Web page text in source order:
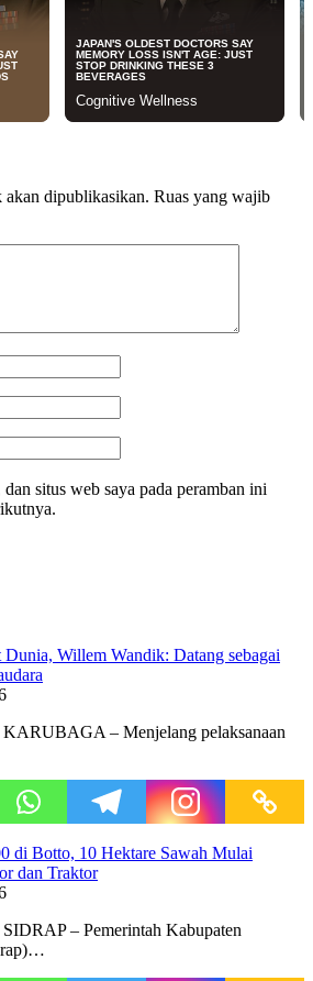
dipublikasikan. Ruas yang wajib
situs web saya pada peramban ini
Willem Wandik: Datang sebagai
– Menjelang pelaksanaan
di Botto, 10 Hektare Sawah Mulai
dan Traktor
– Pemerintah Kabupaten